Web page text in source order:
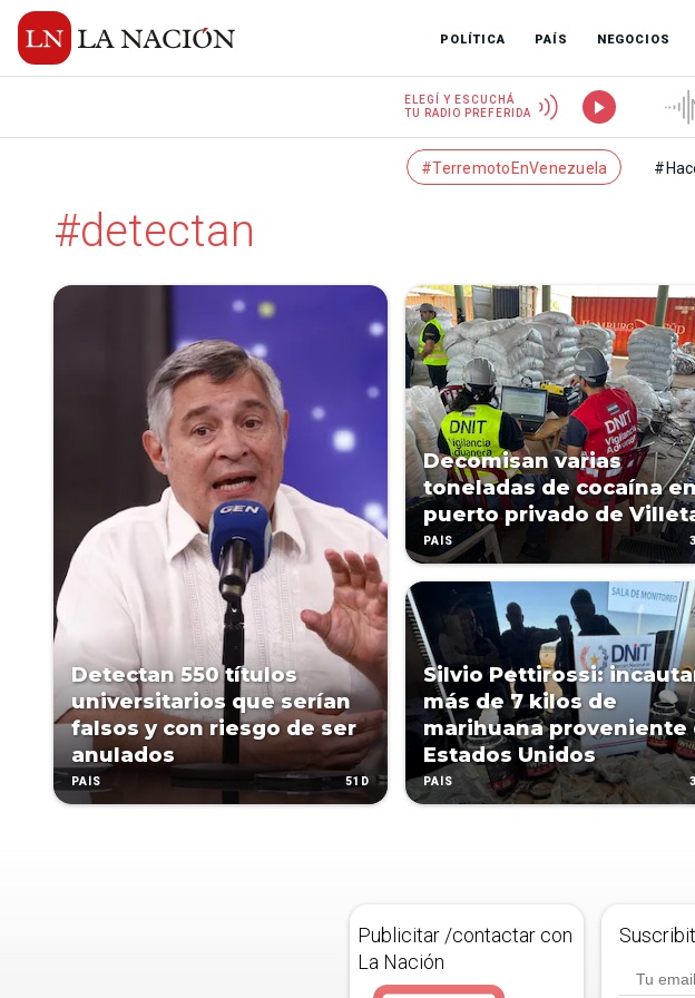
POLÍTICA PAÍS NEGOCIOS
ELEGÍ Y ESCUCHÁ
TU RADIO PREFERIDA
#TerremotoEnVenezuela
#detectan
Detectan 550 títulos
universitarios que serían
falsos y con riesgo de ser
anulados
PAÍS 51D
Decomisan varias
toneladas de cocaína
puerto privado de
PAÍS
Silvio Pettirossi:
más de 7 kilos de
marihuana proveniente
Estados Unidos
PAÍS
Publicitar /contactar con
La Nación